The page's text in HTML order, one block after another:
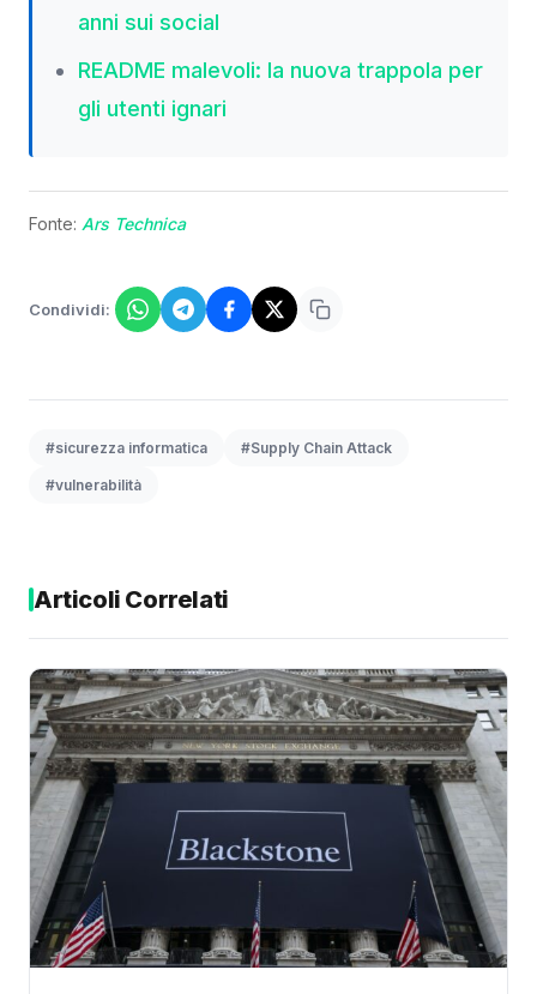
anni sui social
README malevoli: la nuova trappola per
gli utenti ignari
Fonte: Ars Technica
Condividi:
#sicurezza informatica #Supply Chain Attack
#vulnerabilità
Articoli Correlati